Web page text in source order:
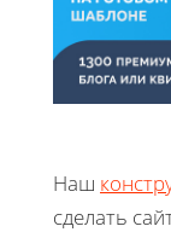
Наш
сделать